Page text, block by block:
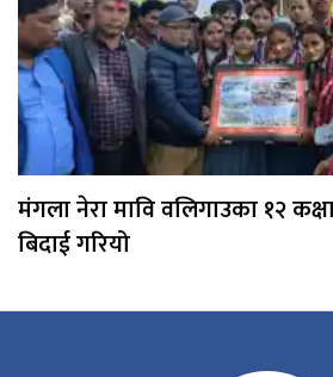
मंगला नेरा मावि वलिगाउका १२
बिदाई गरियो